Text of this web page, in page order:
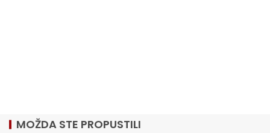
MOŽDA STE PROPUSTILI